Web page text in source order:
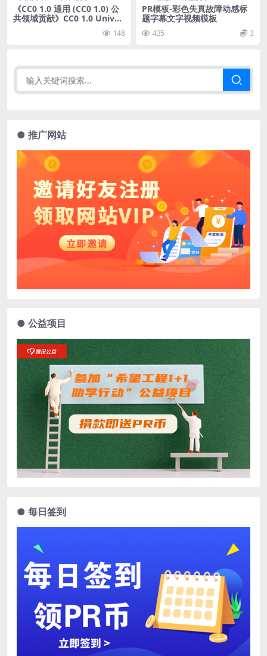
《CC0 1.0 通用 (CC0 1.0) 公
共领域贡献》CC0 1.0 Univer
sal (CC0 1.0) Public Domain
148
PR模板-彩色失真故障动感标
题字幕文字视频模板
435 3
● 推广网站
● 公益项目
● 每日签到